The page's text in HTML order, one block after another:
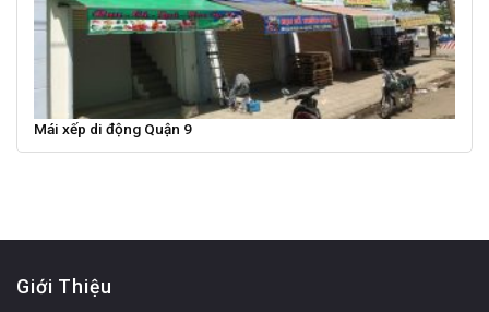
Mái xếp di động Quận 9
Giới Thiệu